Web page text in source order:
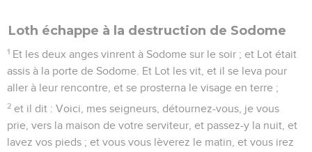
Loth échappe à la destruction de Sodome
1 Et les deux anges vinrent à Sodome sur le soir ; et Lot était
assis à la porte de Sodome. Et Lot les vit, et il se leva pour
aller à leur rencontre, et se prosterna le visage en terre ;
2 et il dit : Voici, mes seigneurs, détournez-vous, je vous
prie, vers la maison de votre serviteur, et passez-y la nuit, et
lavez vos pieds ; et vous vous lèverez le matin, et vous irez